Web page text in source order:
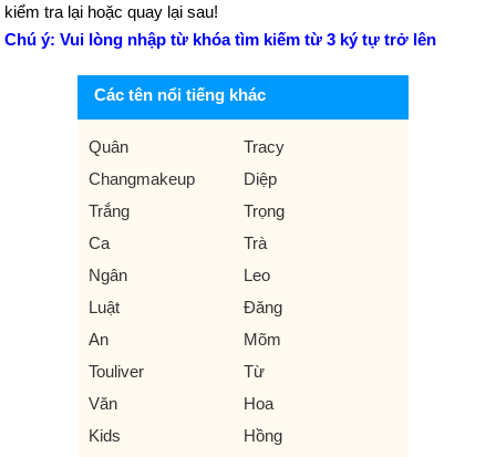
kiểm tra lại hoặc quay lại sau!
Chú ý: Vui lòng nhập từ khóa tìm kiếm từ 3 ký tự trở lên
Các tên nổi tiếng khác
Quân
Tracy
Changmakeup
Diệp
Trắng
Trọng
Ca
Trà
Ngân
Leo
Luật
Đăng
An
Mõm
Touliver
Từ
Văn
Hoa
Kids
Hồng